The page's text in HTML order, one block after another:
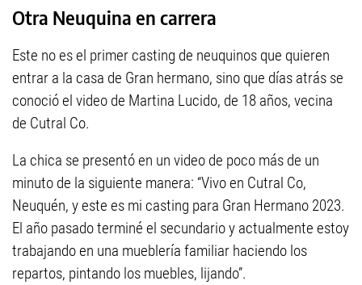
Otra Neuquina en carrera
Este no es el primer casting de neuquinos que quieren
entrar a la casa de Gran hermano, sino que días atrás se
conoció el video de Martina Lucido, de 18 años, vecina
de Cutral Co.
La chica se presentó en un video de poco más de un
minuto de la siguiente manera: “Vivo en Cutral Co,
Neuquén, y este es mi casting para Gran Hermano 2023.
El año pasado terminé el secundario y actualmente estoy
trabajando en una mueblería familiar haciendo los
repartos, pintando los muebles, lijando”.